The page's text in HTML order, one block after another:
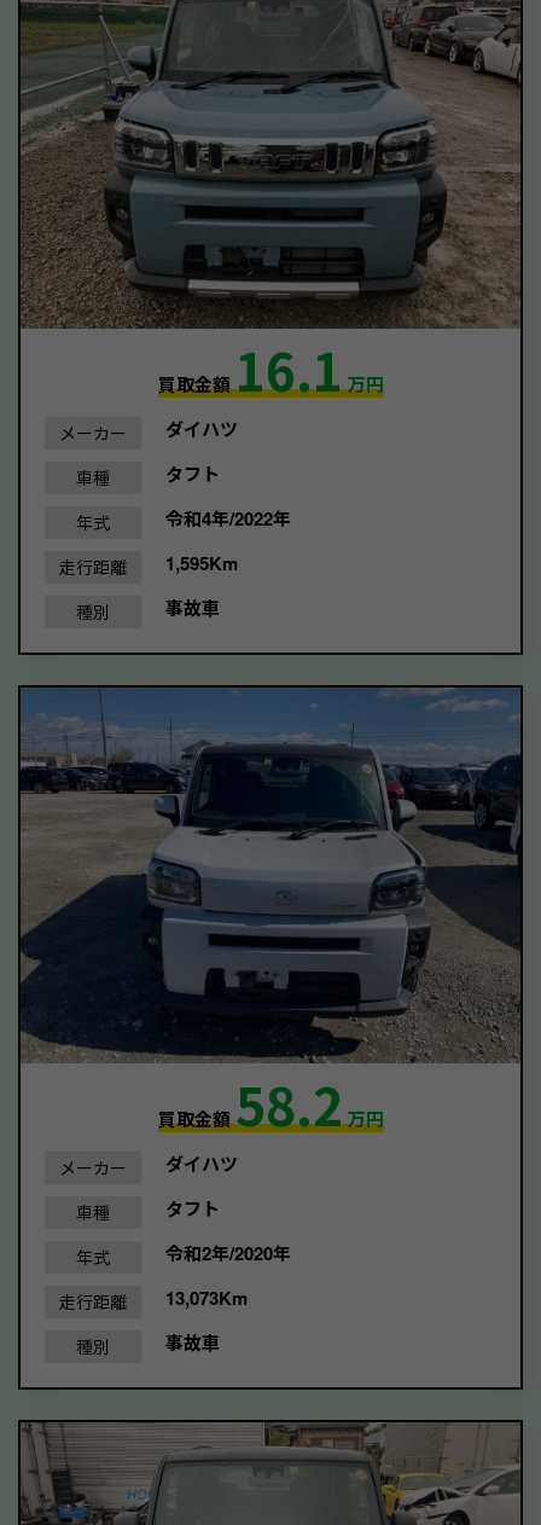
買取金額16.1万円
メーカー ダイハツ
車種 タフト
年式 令和4年/2022年
走行距離 1,595Km
種別 事故車
買取金額58.2万円
メーカー ダイハツ
車種 タフト
年式 令和2年/2020年
走行距離 13,073Km
種別 事故車